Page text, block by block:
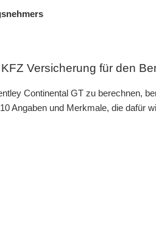
Versicherung für den
Continental GT zu berechnen,
Angaben und Merkmale, die dafür